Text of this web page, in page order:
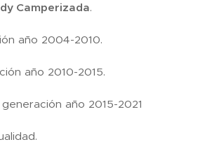
Camperizada.
año 2004-2010.
año 2010-2015.
año 2015-2021